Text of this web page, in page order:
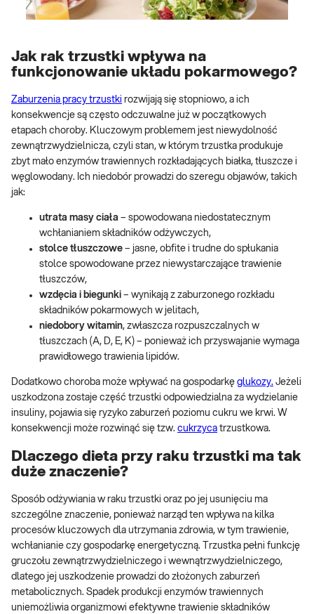
Jak rak trzustki wpływa na
funkcjonowanie układu pokarmowego?
Zaburzenia pracy trzustki rozwijają się stopniowo, a ich
konsekwencje są często odczuwalne już w początkowych
etapach choroby. Kluczowym problemem jest niewydolność
zewnątrzwydzielnicza, czyli stan, w którym trzustka produkuje
zbyt mało enzymów trawiennych rozkładających białka, tłuszcze i
węglowodany. Ich niedobór prowadzi do szeregu objawów, takich
jak:
utrata masy ciała – spowodowana niedostatecznym
wchłanianiem składników odżywczych,
stolce tłuszczowe – jasne, obfite i trudne do spłukania
stolce spowodowane przez niewystarczające trawienie
tłuszczów,
wzdęcia i biegunki – wynikają z zaburzonego rozkładu
składników pokarmowych w jelitach,
niedobory witamin, zwłaszcza rozpuszczalnych w
tłuszczach (A, D, E, K) – ponieważ ich przyswajanie wymaga
prawidłowego trawienia lipidów.
Dodatkowo choroba może wpływać na gospodarkę glukozy. Jeżeli
uszkodzona zostaje część trzustki odpowiedzialna za wydzielanie
insuliny, pojawia się ryzyko zaburzeń poziomu cukru we krwi. W
konsekwencji może rozwinąć się tzw. cukrzyca trzustkowa.
Dlaczego dieta przy raku trzustki ma tak
duże znaczenie?
Sposób odżywiania w raku trzustki oraz po jej usunięciu ma
szczególne znaczenie, ponieważ narząd ten wpływa na kilka
procesów kluczowych dla utrzymania zdrowia, w tym trawienie,
wchłanianie czy gospodarkę energetyczną. Trzustka pełni funkcję
gruczołu zewnątrzwydzielniczego i wewnątrzwydzielniczego,
dlatego jej uszkodzenie prowadzi do złożonych zaburzeń
metabolicznych. Spadek produkcji enzymów trawiennych
uniemożliwia organizmowi efektywne trawienie składników